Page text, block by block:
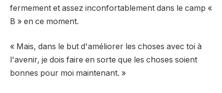
fermement et assez inconfortablement dans le camp «
B » en ce moment.
« Mais, dans le but d'améliorer les choses avec toi à
l'avenir, je dois faire en sorte que les choses soient
bonnes pour moi maintenant. »